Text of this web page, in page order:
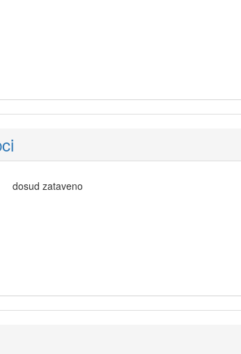
dosud zataveno